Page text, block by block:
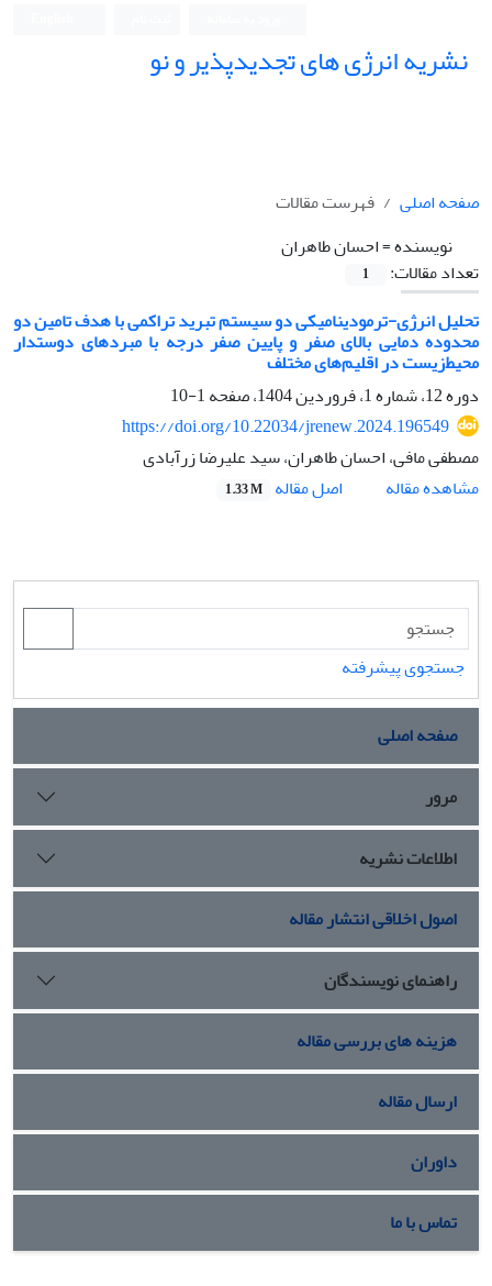
نشریه انرژی های تجدیدپذیر و نو
صفحه اصلی
فهرست مقالات
نویسنده =احسان طاهران
تعداد مقالات:
1
تحلیل انرژی-ترمودینامیکی دو سیستم تبرید تراکمی با هدف تامین دو
محدوده دمایی بالای صفر و پایین صفر درجه با مبردهای دوستدار
محیط‌زیست در اقلیم‌های مختلف
دوره 12، شماره 1، فروردین 1404، صفحه
1-10
https://doi.org/10.22034/jrenew.2024.196549
مصطفی مافی، احسان طاهران، سید علیرضا زرآبادی
مشاهده مقاله
اصل مقاله 1.33 M
جستجوی پیشرفته
صفحه اصلی
مرور
اطلاعات نشریه
اصول اخلاقی انتشار مقاله
راهنمای نویسندگان
هزینه های بررسی مقاله
ارسال مقاله
داوران
تماس با ما